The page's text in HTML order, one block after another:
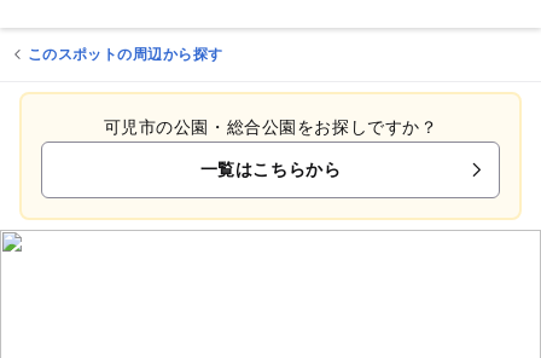
このスポットの周辺から探す
可児市の公園・総合公園をお探しですか？
一覧はこちらから